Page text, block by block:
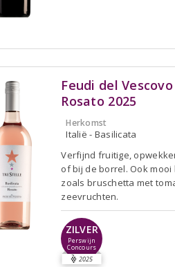
Feudi del
Rosato 2025
Herkomst
Italië - Basilicata
Verfijnd fruitige,
of bij de borrel. Ook
zoals bruschetta met
zeevruchten.
ZILVER
Perswijn
Concours
2025